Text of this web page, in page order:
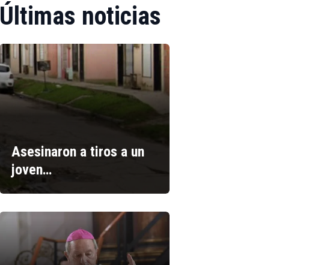
Últimas noticias
Asesinaron a tiros a un
joven…